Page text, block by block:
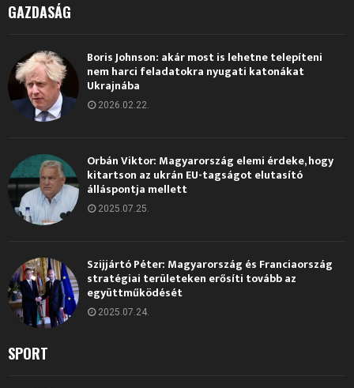
GAZDASÁG
Boris Johnson: akár most is lehetne telepíteni
nem harci feladatokra nyugati katonákat
Ukrajnába
2026.02.22.
Orbán Viktor: Magyarország elemi érdeke, hogy
kitartson az ukrán EU-tagságot elutasító
álláspontja mellett
2025.07.25.
Szijjártó Péter: Magyarország és Franciaország
stratégiai területeken erősíti tovább az
együttműködését
2025.07.24.
SPORT